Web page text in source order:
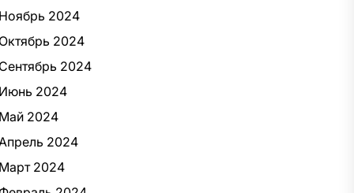
Ноябрь 2024
Октябрь 2024
Сентябрь 2024
Июнь 2024
Май 2024
2024
Март 2024